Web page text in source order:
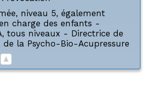
niveau 5, également
charge des enfants -
tous niveaux - Directrice de
de la Psycho-Bio-Acupressure